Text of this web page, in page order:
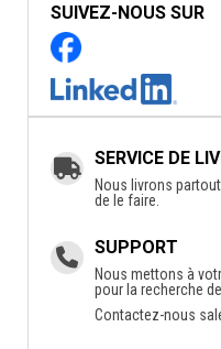
SUIVEZ-NOUS SUR
SERVICE DE
Nous livrons
de le faire.
SUPPORT
Nous mettons à
pour la recherche
Contactez-nous